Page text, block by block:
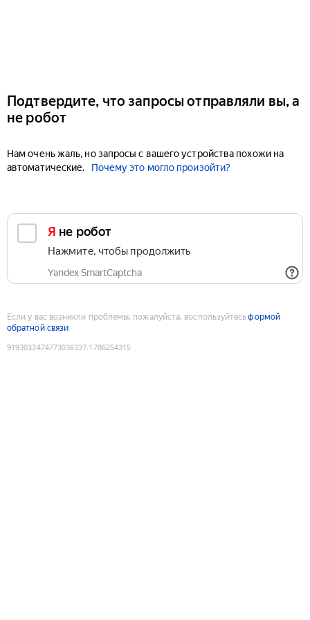
Подтвердите, что запросы отправляли вы, а
не робот
Нам очень жаль, но запросы с вашего устройства похожи на
автоматические.
Почему это могло произойти?
Я не робот
Нажмите, чтобы продолжить
Yandex SmartCaptcha
Если у вас возникли проблемы, пожалуйста, воспользуйтесьформой
обратной связи
9193033474773036337:1786254315